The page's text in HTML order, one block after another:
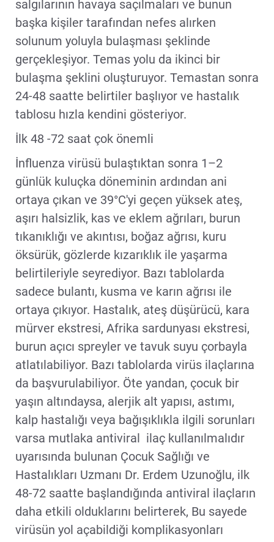
salgılarının havaya saçılmaları ve bunun
başka kişiler tarafından nefes alırken
solunum yoluyla bulaşması şeklinde
gerçekleşiyor. Temas yolu da ikinci bir
bulaşma şeklini oluşturuyor. Temastan sonra
24-48 saatte belirtiler başlıyor ve hastalık
tablosu hızla kendini gösteriyor.
İlk 48 -72 saat çok önemli
İnfluenza virüsü bulaştıktan sonra 1–2
günlük kuluçka döneminin ardından ani
ortaya çıkan ve 39°C'yi geçen yüksek ateş,
aşırı halsizlik, kas ve eklem ağrıları, burun
tıkanıklığı ve akıntısı, boğaz ağrısı, kuru
öksürük, gözlerde kızarıklık ile yaşarma
belirtileriyle seyrediyor. Bazı tablolarda
sadece bulantı, kusma ve karın ağrısı ile
ortaya çıkıyor. Hastalık, ateş düşürücü, kara
mürver ekstresi, Afrika sardunyası ekstresi,
burun açıcı spreyler ve tavuk suyu çorbayla
atlatılabiliyor. Bazı tablolarda virüs ilaçlarına
da başvurulabiliyor. Öte yandan, çocuk bir
yaşın altındaysa, alerjik alt yapısı, astımı,
kalp hastalığı veya bağışıklıkla ilgili sorunları
varsa mutlaka antiviral ilaç kullanılmalıdır
uyarısında bulunan Çocuk Sağlığı ve
Hastalıkları Uzmanı Dr. Erdem Uzunoğlu, ilk
48-72 saatte başlandığında antiviral ilaçların
daha etkili olduklarını belirterek, Bu sayede
virüsün yol açabildiği komplikasyonları